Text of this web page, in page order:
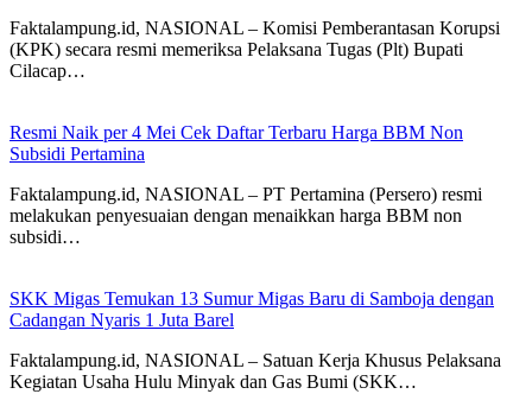
Faktalampung.id, NASIONAL – Komisi Pemberantasan Korupsi
(KPK) secara resmi memeriksa Pelaksana Tugas (Plt) Bupati
Cilacap…
Resmi Naik per 4 Mei Cek Daftar Terbaru Harga BBM Non
Subsidi Pertamina
Faktalampung.id, NASIONAL – PT Pertamina (Persero) resmi
melakukan penyesuaian dengan menaikkan harga BBM non
subsidi…
SKK Migas Temukan 13 Sumur Migas Baru di Samboja dengan
Cadangan Nyaris 1 Juta Barel
Faktalampung.id, NASIONAL – Satuan Kerja Khusus Pelaksana
Kegiatan Usaha Hulu Minyak dan Gas Bumi (SKK…